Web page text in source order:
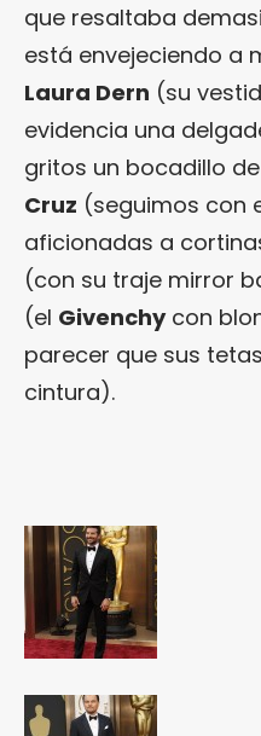
que resaltaba
está envejeciendo a
Laura Dern (su
evidencia una
gritos un bocadillo
Cruz (seguimos con
aficionadas a
(con su traje mirror
(el Givenchycon
parecer que sus
cintura).